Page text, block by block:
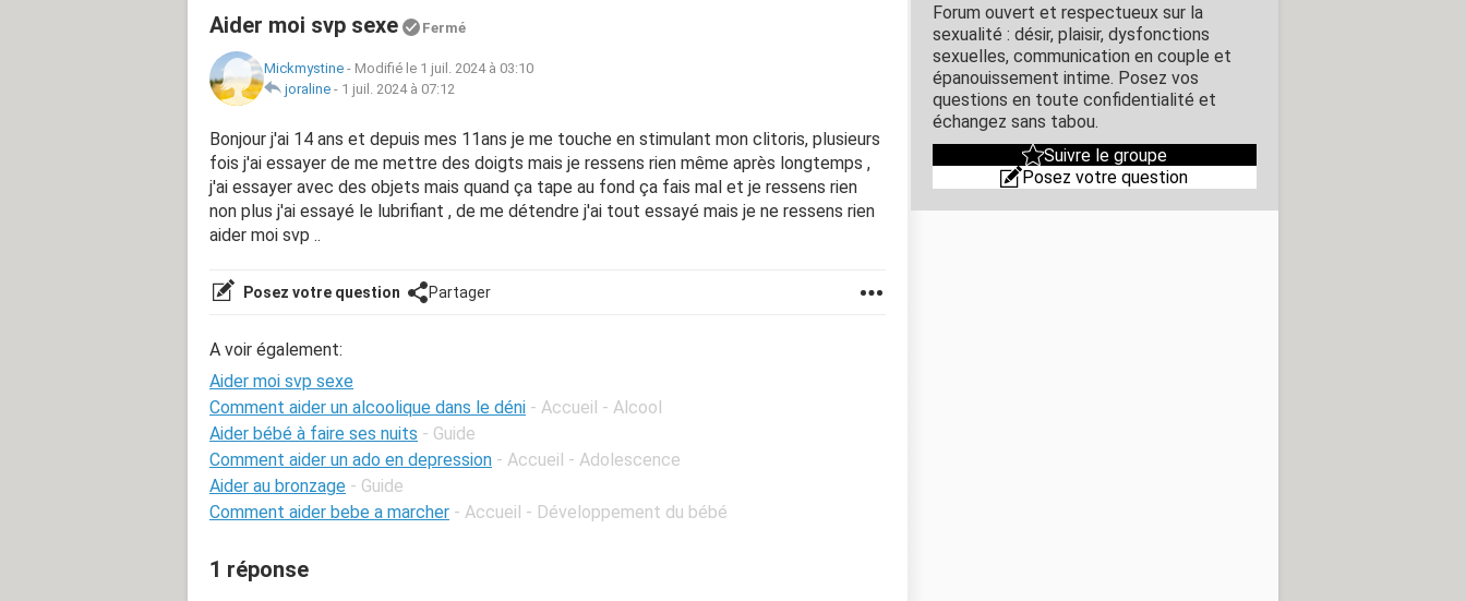
Aider moi svp sexe Fermé
Mickmystine - Modifié le 1 juil. 2024 à 03:10
joraline - 1 juil. 2024 à 07:12
Bonjour j'ai 14 ans et depuis mes 11ans je me touche en stimulant mon clitoris, plusieurs
fois j'ai essayer de me mettre des doigts mais je ressens rien même après longtemps ,
j'ai essayer avec des objets mais quand ça tape au fond ça fais mal et je ressens rien
non plus j'ai essayé le lubrifiant , de me détendre j'ai tout essayé mais je ne ressens rien
aider moi svp ..
Posez votre question Partager
A voir également:
Aider moi svp sexe
Comment aider un alcoolique dans le déni - Accueil - Alcool
Aider bébé à faire ses nuits - Guide
Comment aider un ado en depression - Accueil - Adolescence
Aider au bronzage - Guide
Comment aider bebe a marcher - Accueil - Développement du bébé
1 réponse
Forum ouvert et respectueux sur la
sexualité : désir, plaisir, dysfonctions
sexuelles, communication en couple et
épanouissement intime. Posez vos
questions en toute confidentialité et
échangez sans tabou.
Suivre le groupe
Posez votre question